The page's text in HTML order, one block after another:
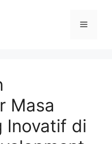
Menu
Masa
Inovatif di